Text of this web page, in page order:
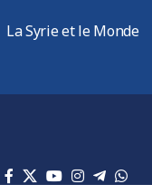
La Syrie et le Monde